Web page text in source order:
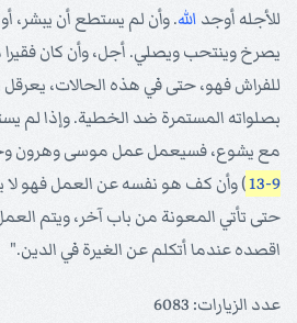
للأجله أوجد الله. وأن لم يستطع أن يبشر،
يصرخ وينتحب ويصلي. أجل، وأن كان فقيرا
للفراش فهو، حتى في هذه الحالات،
بصلواته المستمرة ضد الخطية. وإذا لم
مع يشوع، فسيعمل عمل موسى وهرون
9-13
) وأن كف هو نفسه عن العمل فهو لا
حتى تأتي المعونة من باب آخر، ويتم
اقصده عندما أتكلم عن الغيرة في الدين."
عدد الزيارات: 6083